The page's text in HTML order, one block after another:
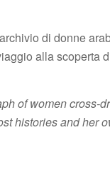
di donne
alla scoperta
of women cross-
histories and her